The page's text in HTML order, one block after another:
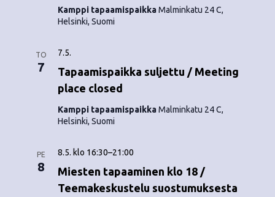
Kamppi tapaamispaikkaMalminkatu 24 C,
Helsinki, Suomi
TO
7
Tapaamispaikka suljettu / Meeting
place closed
7.5.
Kamppi tapaamispaikkaMalminkatu 24 C,
Helsinki, Suomi
PE
8
Miesten tapaaminen klo 18 /
Teemakeskustelu suostumuksesta
8.5. klo 16:30–21:00